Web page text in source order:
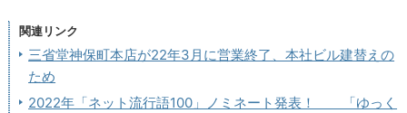
関連リンク
三省堂神保町本店が22年3月に営業終了、本社ビル建替えの
ため
2022年「ネット流行語100」ノミネート発表！ 「ゆっく